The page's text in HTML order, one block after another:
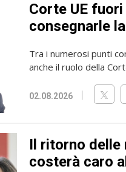
Corte UE
consegnarle
Tra i numerosi punti
anche il ruolo della
02.08.2026
Il ritorno delle
costerà caro